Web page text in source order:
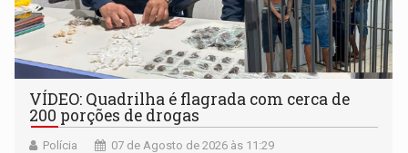
VÍDEO: Quadrilha é flagrada com cerca de
200 porções de drogas
Polícia 07 de Agosto de 2026 às 11:29